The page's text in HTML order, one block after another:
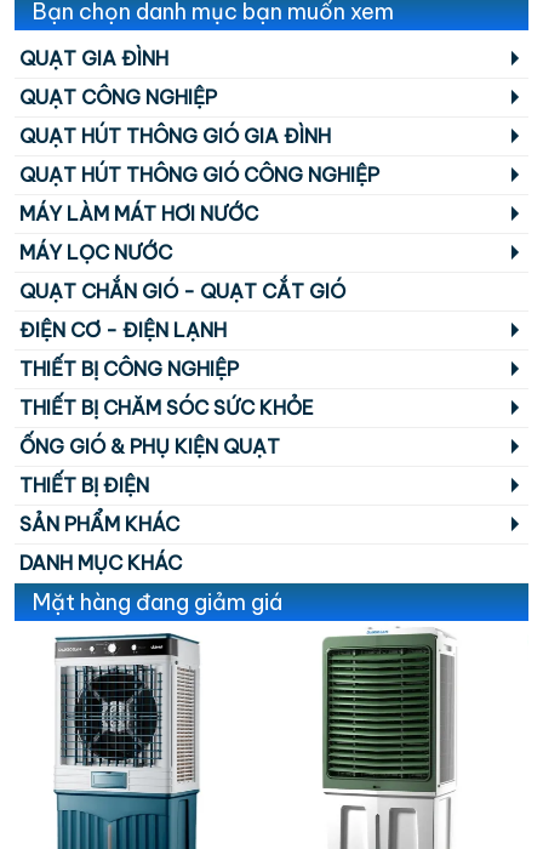
Bạn chọn danh mục bạn muốn xem
QUẠT GIA ĐÌNH
QUẠT CÔNG NGHIỆP
QUẠT HÚT THÔNG GIÓ GIA ĐÌNH
QUẠT HÚT THÔNG GIÓ CÔNG NGHIỆP
MÁY LÀM MÁT HƠI NƯỚC
MÁY LỌC NƯỚC
QUẠT CHẮN GIÓ - QUẠT CẮT GIÓ
ĐIỆN CƠ - ĐIỆN LẠNH
THIẾT BỊ CÔNG NGHIỆP
THIẾT BỊ CHĂM SÓC SỨC KHỎE
ỐNG GIÓ & PHỤ KIỆN QUẠT
THIẾT BỊ ĐIỆN
SẢN PHẨM KHÁC
DANH MỤC KHÁC
Mặt hàng đang giảm giá